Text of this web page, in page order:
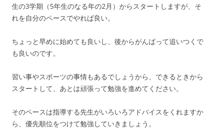
生の3学期（5年生のなる年の2月）からスタートしますが、そ
れを自分のペースでやれば良い。
ちょっと早めに始めても良いし、後からがんばって追いつくで
も良いのです。
習い事やスポーツの事情もあるでしょうから、できるときから
スタートして、あとは頑張って勉強を進めてください。
そのペースは指導する先生がいろいろアドバイスをくれますか
ら、優先順位をつけて勉強していきましょう。